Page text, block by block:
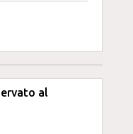
al